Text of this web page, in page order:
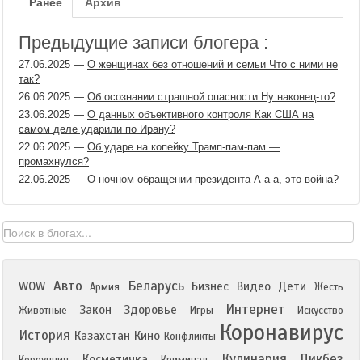
Предыдущие записи блогера :
27.06.2025 — О женщинах без отношений и семьи Что с ними не
так?
26.06.2025 — Об осознании страшной опасности Ну наконец-то?
23.06.2025 — О данных объективного контроля Как США на
самом деле ударили по Ирану?
22.06.2025 — Об ударе на копейку Трамп-пам-пам —
промахнулся?
22.06.2025 — О ночном обращении президента А-а-а, это война?
WOW Авто Армия Беларусь Бизнес Видео Дети
Жесть
Животные
Закон Здоровье Игры Интернет Искусство
История Казахстан Кино Конфликты Коронавирус